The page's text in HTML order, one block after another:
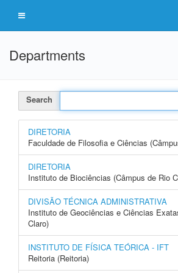
Departments
Search
DIRETORIA
Faculdade de Filosofia e Ciências
DIRETORIA
Instituto de Biociências (Câmpus de Rio
DIVISÃO TÉCNICA ADMINISTRATIVA
Instituto de Geociências e Ciências
Claro)
INSTITUTO DE FÍSICA TEÓRICA - IFT
Reitoria (Reitoria)